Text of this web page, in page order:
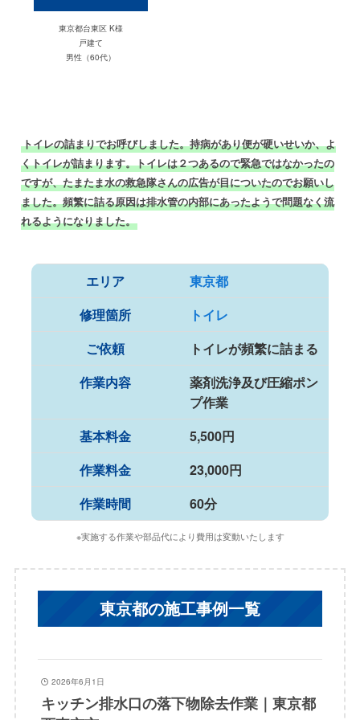
東京都台東区 K様
戸建て
男性（60代）
トイレの詰まりでお呼びしました。持病があり便が硬いせいか、よ
くトイレが詰まります。トイレは２つあるので緊急ではなかったの
ですが、たまたま水の救急隊さんの広告が目についたのでお願いし
ました。頻繁に詰る原因は排水管の内部にあったようで問題なく流
れるようになりました。
エリア
東京都
修理箇所
トイレ
ご依頼
トイレが頻繁に詰まる
作業内容
薬剤洗浄及び圧縮ポン
プ作業
基本料金
5,500円
作業料金
23,000円
作業時間
60分
※実施する作業や部品代により費用は変動いたします
東京都の施工事例一覧
2026年6月1日
キッチン排水口の落下物除去作業｜東京都